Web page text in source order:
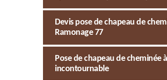
Devis pose de chapeau de
Ramonage 77
Pose de chapeau de cheminée
incontournable